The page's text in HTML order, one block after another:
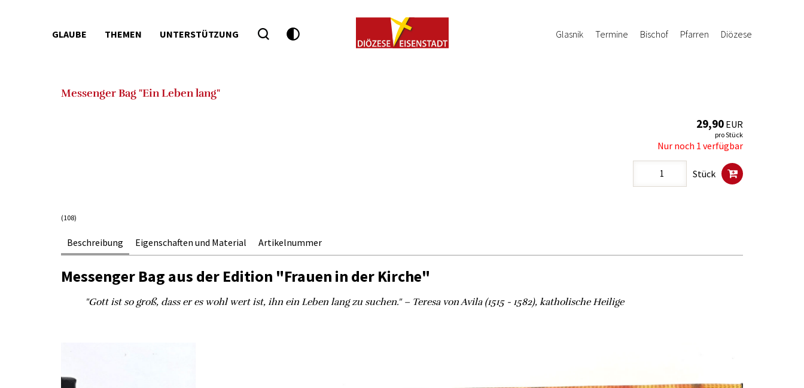
GLAUBE THEMEN UNTERSTÜTZUNG Glasnik Termine Bischof Pfarren Diözese
Messenger Bag "Ein Leben lang"
29,90 EUR
pro Stück
Nur noch 1 verfügbar
Stück
(108)
Beschreibung Eigenschaften und Material Artikelnummer
Messenger Bag aus der Edition "Frauen in der Kirche"
"Gott ist so groß, dass er es wohl wert ist, ihn ein Leben lang zu suchen." – Teresa von Avila (1515 - 1582), katholische Heilige